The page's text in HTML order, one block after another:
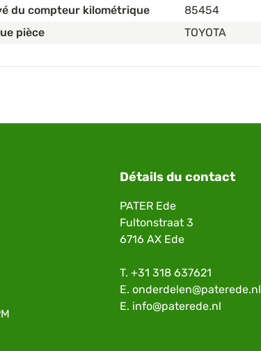
du compteur kilométrique
85454
pièce
TOYOTA
Détails du contact
PATER Ede
Fultonstraat 3
6716 AX Ede
T. +31 318 637621
E. onderdelen@paterede.nl
E. info@paterede.nl